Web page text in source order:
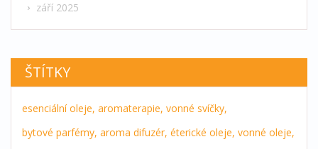
září 2025
ŠTÍTKY
esenciální oleje, aromaterapie, vonné svíčky,
bytové parfémy, aroma difuzér, éterické oleje, vonné oleje,